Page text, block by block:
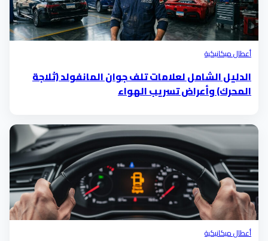
أعطال ميكانيكية
الدليل الشامل لعلامات تلف جوان المانفولد (ثلاجة
المحرك) وأعراض تسريب الهواء
أعطال ميكانيكية